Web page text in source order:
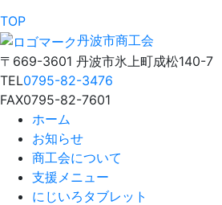
TOP
丹波市商工会
〒669-3601 丹波市氷上町成松140-7
TEL0795-82-3476
FAX0795-82-7601
ホーム
お知らせ
商工会について
支援メニュー
にじいろタブレット